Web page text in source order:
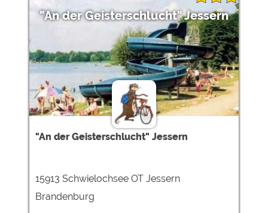
"An der Geisterschlucht" Jessern
"An der Geisterschlucht" Jessern
15913 Schwielochsee OT Jessern
Brandenburg